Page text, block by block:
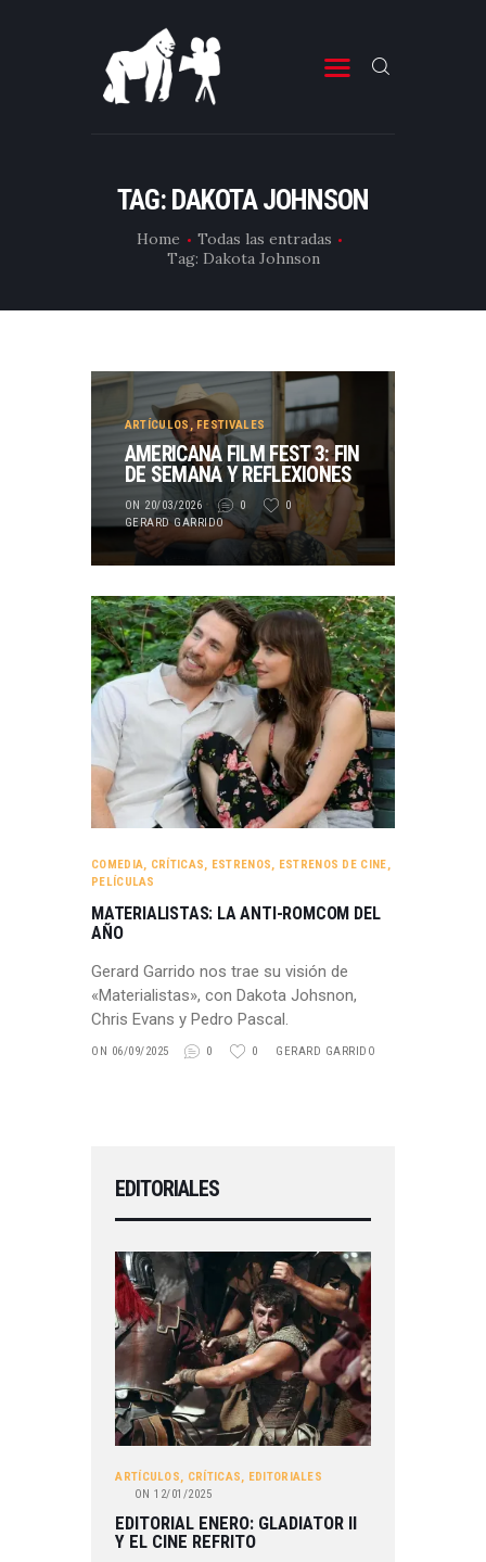
TAG: DAKOTA JOHNSON
Home
Todas las entradas
Tag: Dakota Johnson
ESTRENOS DE TELEVISIÓN
CRÍTICAS
ARTÍCULOS
ESPECIALES
EDITORIALES
EQUIPO DE BBK
TÉRMINOS Y CONDICIONES
ARTÍCULOS ,FESTIVALES
AMERICANA FILM FEST 3: FIN
DE SEMANA Y REFLEXIONES
ON 20/03/2026 0
0
GERARD GARRIDO
COMEDIA, CRÍTICAS, ESTRENOS, ESTRENOS DE CINE,
PELÍCULAS
MATERIALISTAS: LA ANTI-ROMCOM DEL
AÑO
Gerard Garrido nos trae su visión de
«Materialistas», con Dakota Johsnon,
Chris Evans y Pedro Pascal.
ON 06/09/2025 0 0 GERARD GARRIDO
EDITORIALES
ARTÍCULOS, CRÍTICAS, EDITORIALES
ON 12/01/2025
EDITORIAL ENERO: GLADIATOR II
Y EL CINE REFRITO